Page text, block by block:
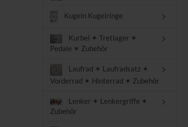
Kugeln Kugelringe
Kurbel ✶ Tretlager ✶
Pedale ✶ Zubehör
Laufrad ✶ Laufradsatz ✶
Vorderrad ✶ Hinterrad ✶ Zubehör
Lenker ✶ Lenkergriffe ✶
Zubehör